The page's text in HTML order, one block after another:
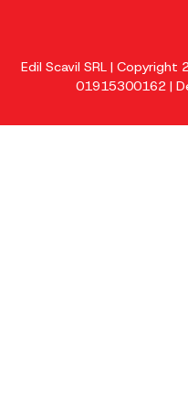
Edil Scavil SRL |
01915300162 |